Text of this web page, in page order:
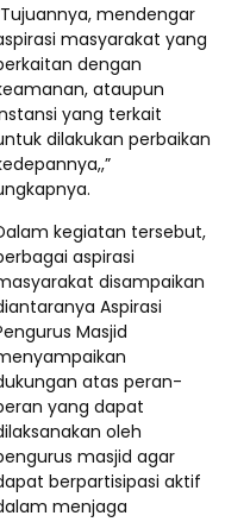
mendengar
masyarakat yang
dengan
ataupun
yang terkait
dilakukan perbaikan
kegiatan tersebut,
aspirasi
disampaikan
Aspirasi
Masjid
atas peran-
yang dapat
oleh
masjid agar
berpartisipasi aktif
menjaga